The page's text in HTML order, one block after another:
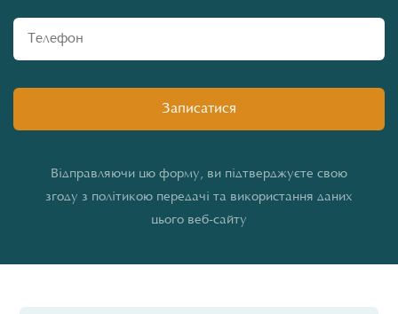
Відправляючи цю форму, ви підтверджуєте свою
згоду з політикою передачі та використання даних
цього веб-сайту